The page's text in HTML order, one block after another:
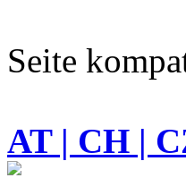
Seite
AT | CH |